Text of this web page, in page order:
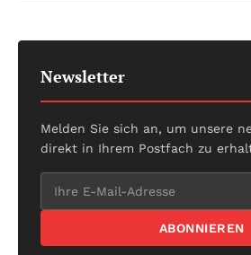
Newsletter
Melden Sie sich an, um unsere
direkt in Ihrem Postfach zu
ABONNIEREN